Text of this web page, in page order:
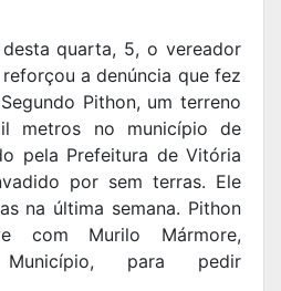
quarta, 5, o vereador
a denúncia que fez
Pithon, um terreno
metros no município de
pela Prefeitura de Vitória
por sem terras. Ele
na última semana. Pithon
com Murilo Mármore,
para pedir